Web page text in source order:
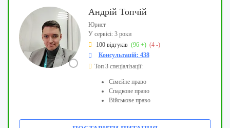
Андрій Топчій
Юрист
У сервісі: 3 роки
100 відгуків (96 +) (4 -)
Консультацій: 438
Топ 3 спеціалізації:
Сімейне право
Спадкове право
Військове право